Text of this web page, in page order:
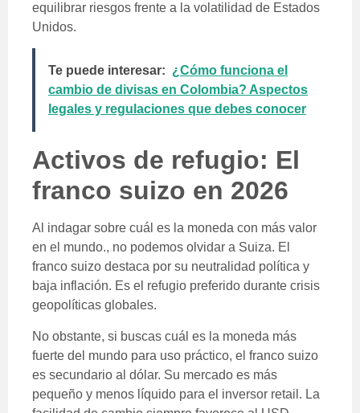
equilibrar riesgos frente a la volatilidad de Estados
Unidos.
Te puede interesar: ¿Cómo funciona el
cambio de divisas en Colombia? Aspectos
legales y regulaciones que debes conocer
Activos de refugio: El
franco suizo en 2026
Al indagar sobre cuál es la moneda con más valor
en el mundo., no podemos olvidar a Suiza. El
franco suizo destaca por su neutralidad política y
baja inflación. Es el refugio preferido durante crisis
geopolíticas globales.
No obstante, si buscas cuál es la moneda más
fuerte del mundo para uso práctico, el franco suizo
es secundario al dólar. Su mercado es más
pequeño y menos líquido para el inversor retail. La